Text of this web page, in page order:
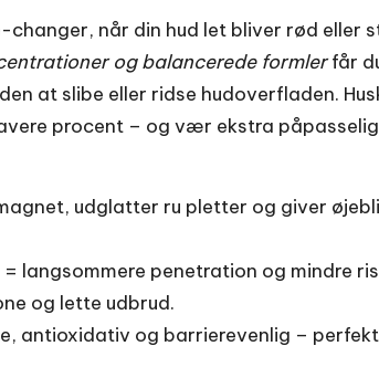
når din hud let bliver rød eller
og balancerede formlerfår
at slibe eller ridse hudoverfladen.
procent – og vær ekstra
udglatter ru pletter og giver
= langsommere penetration og mindre
og lette udbrud.
antioxidativ og barrierevenlig –